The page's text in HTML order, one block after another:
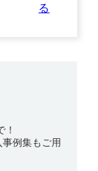
る
！
例集もご用